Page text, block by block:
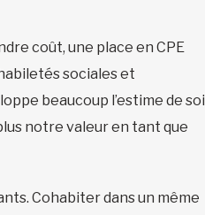
coût, une place en CPE
sociales et
beaucoup l’estime de soi
notre valeur en tant que
Cohabiter dans un même